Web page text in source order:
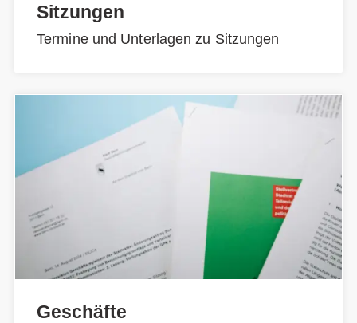
Sitzungen
Termine und Unterlagen zu Sitzungen
Geschäfte